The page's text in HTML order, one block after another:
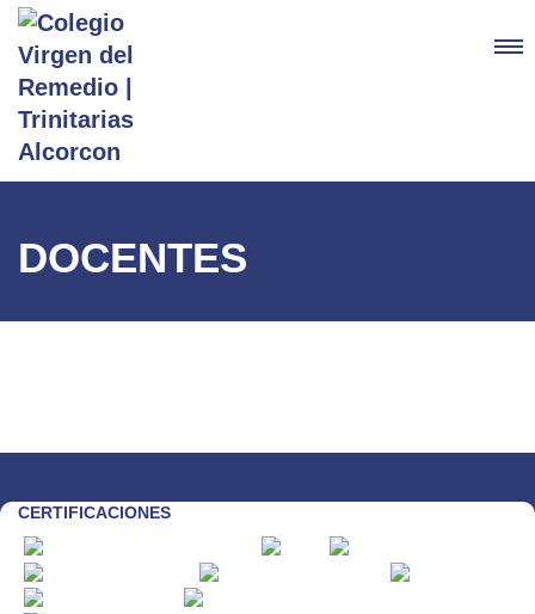
DOCENTES
CERTIFICACIONES